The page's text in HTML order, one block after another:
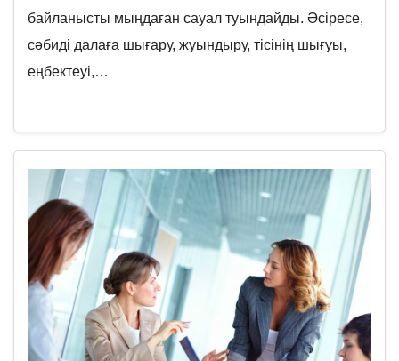
байланысты мыңдаған сауал туындайды. Әсіресе,
сәбиді далаға шығару, жуындыру, тісінің шығуы,
еңбектеуі,…